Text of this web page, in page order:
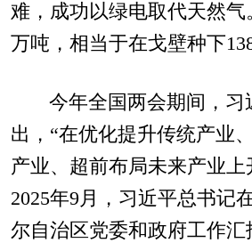
难，成功以绿电取代天然气
万吨，相当于在戈壁种下
今年全国两会期间，习
出，“在优化提升传统产业
产业、超前布局未来产业上
2025年9月，习近平总书记
尔自治区党委和政府工作汇